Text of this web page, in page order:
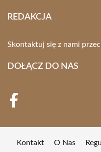
REDAKCJA
Skontaktuj się z nami
DOŁĄCZ DO NAS
Kontakt O Nas